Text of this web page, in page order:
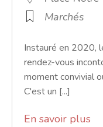
Marchés
Instauré en 2020,
rendez-vous
moment convivial
C'est un [...]
En savoir plus